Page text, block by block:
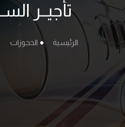
تأجيــر
الرئيسية الحجوزات